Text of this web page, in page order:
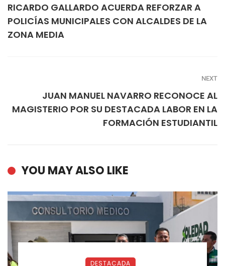
RICARDO GALLARDO ACUERDA REFORZAR A
POLICÍAS MUNICIPALES CON ALCALDES DE LA
ZONA MEDIA
NEXT
JUAN MANUEL NAVARRO RECONOCE AL
MAGISTERIO POR SU DESTACADA LABOR EN LA
FORMACIÓN ESTUDIANTIL
YOU MAY ALSO LIKE
DESTACADA